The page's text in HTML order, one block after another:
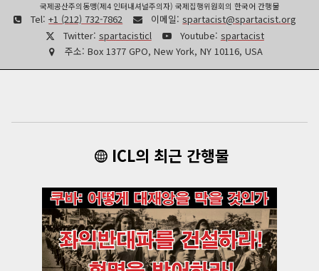
국제공산주의동맹(제4 인터내셔널주의자) 국제집행위원회의 한국어 간행물
Tel: +1 (212) 732-7862 이메일: spartacist@spartacist.org
Twitter: spartacisticl Youtube: spartacist
주소: Box 1377 GPO, New York, NY 10116, USA
ICL의 최근 간행물